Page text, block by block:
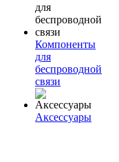
Компоненты
для
беспроводной
связи
Аксессуары